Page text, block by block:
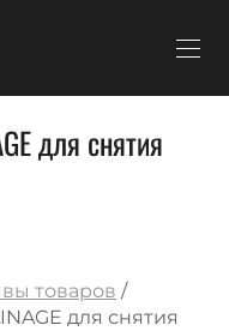
для снятия
товаров /
для снятия